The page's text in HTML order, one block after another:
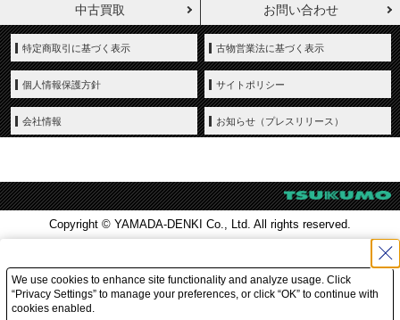
中古買取 お問い合わせ
特定商取引に基づく表示 古物営業法に基づく表示
個人情報保護方針 サイトポリシー
会社情報 お知らせ（プレスリリース）
Copyright © YAMADA-DENKI Co., Ltd. All rights reserved.
We use cookies to enhance site functionality and analyze usage. Click
“Privacy Settings” to manage your preferences, or click “OK” to continue with
cookies enabled.